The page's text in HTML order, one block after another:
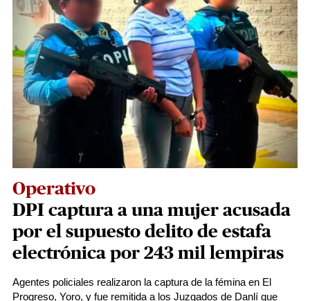
Operativo
DPI captura a una mujer acusada
por el supuesto delito de estafa
electrónica por 243 mil lempiras
Agentes policiales realizaron la captura de la fémina en El
Progreso, Yoro, y fue remitida a los Juzgados de Danlí que